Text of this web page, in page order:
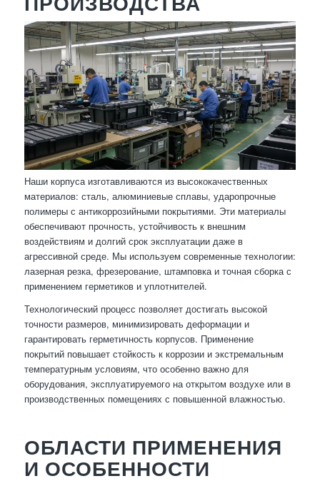
Наши корпуса изготавливаются из высококачественных
материалов: сталь, алюминиевые сплавы, ударопрочные
полимеры с антикоррозийными покрытиями. Эти материалы
обеспечивают прочность, устойчивость к внешним
воздействиям и долгий срок эксплуатации даже в
агрессивной среде. Мы используем современные технологии:
лазерная резка, фрезерование, штамповка и точная сборка с
применением герметиков и уплотнителей.
Технологический процесс позволяет достигать высокой
точности размеров, минимизировать деформации и
гарантировать герметичность корпусов. Применение
покрытий повышает стойкость к коррозии и экстремальным
температурным условиям, что особенно важно для
оборудования, эксплуатируемого на открытом воздухе или в
производственных помещениях с повышенной влажностью.
ОБЛАСТИ ПРИМЕНЕНИЯ
И ОСОБЕННОСТИ